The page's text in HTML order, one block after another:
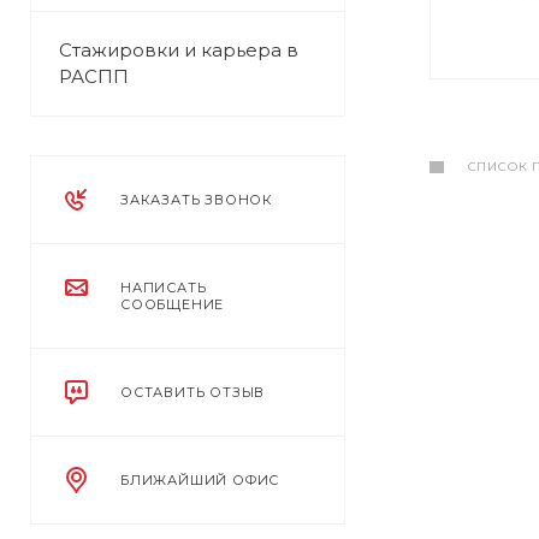
Стажировки и карьера в
РАСПП
ЗАКАЗАТЬ ЗВОНОК
НАПИСАТЬ
СООБЩЕНИЕ
ОСТАВИТЬ ОТЗЫВ
БЛИЖАЙШИЙ ОФИС
СПИСОК